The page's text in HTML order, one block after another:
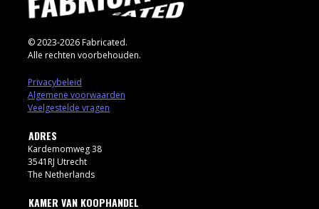
© 2023-2026 Fabricated.
Alle rechten voorbehouden.
Privacybeleid
Algemene voorwaarden
Veelgestelde vragen
ADRES
Kardemomweg 38
3541RJ Utrecht
The Netherlands
KAMER VAN KOOPHANDEL